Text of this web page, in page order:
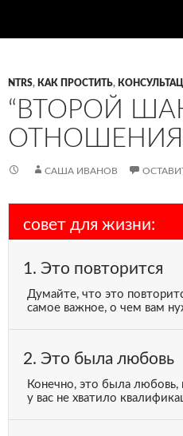
NTRS, КАК ПРОСТИТЬ,
“ВТОРОЙ
САША ИВАНОВ
совет для жизни:
1. Это повторится
Думайте, что это
самое важное, о чем вам
2. Это была любовь
Конечно, это была любовь,
у вас не хватило